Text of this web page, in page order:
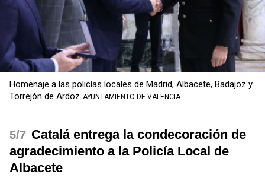
Homenaje a las policías locales de Madrid, Albacete, Badajoz y
Torrejón de Ardoz AYUNTAMIENTO DE VALENCIA
/7 Catalá entrega la condecoración de
agradecimiento a la Policía Local de
Albacete